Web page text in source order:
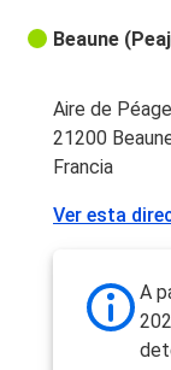
Beaune
Aire de
21200
Francia
Ver esta
A